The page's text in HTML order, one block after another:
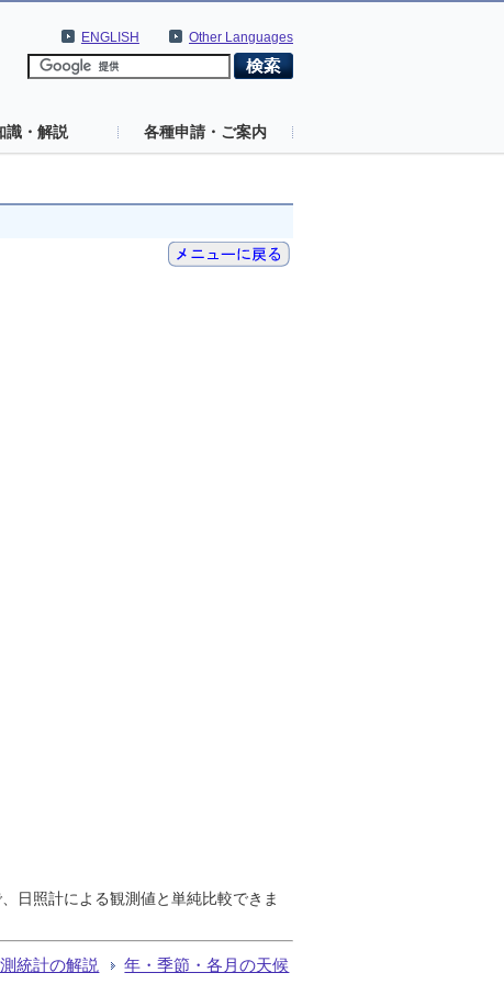
Other Languages
ENGLISH
識・解説 各種申請・ご案内
日照計による観測値と単純比較できま
統計の解説 年・季節・各月の天候